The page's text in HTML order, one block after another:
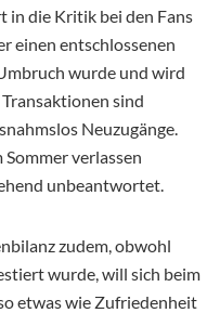
in die Kritik bei den Fans
einen entschlossenen
wurde und wird
sind
Neuzugänge.
verlassen
unbeantwortet.
zudem, obwohl
wurde, will sich beim
etwas wie Zufriedenheit